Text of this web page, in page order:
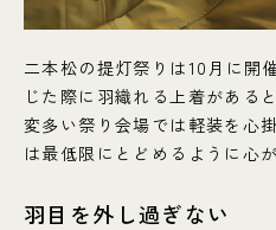
二本松の提灯祭りは10月に開
じた際に羽織れる上着がある
変多い祭り会場では軽装を心
は最低限にとどめるように心
羽目を外し過ぎない